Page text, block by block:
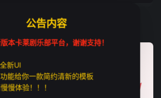
公告内容
本卡莱剧乐部平台，谢谢支持！
新UI
能给你一款简约清新的模板
慢体验！！！